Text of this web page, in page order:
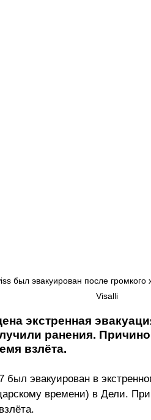
был эвакуирован после
Visalli
экстренная
ранения.
взлёта.
эвакуирован в
времени) в Дели.